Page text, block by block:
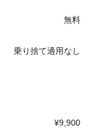
無料
乗り捨て適用なし
¥9,900